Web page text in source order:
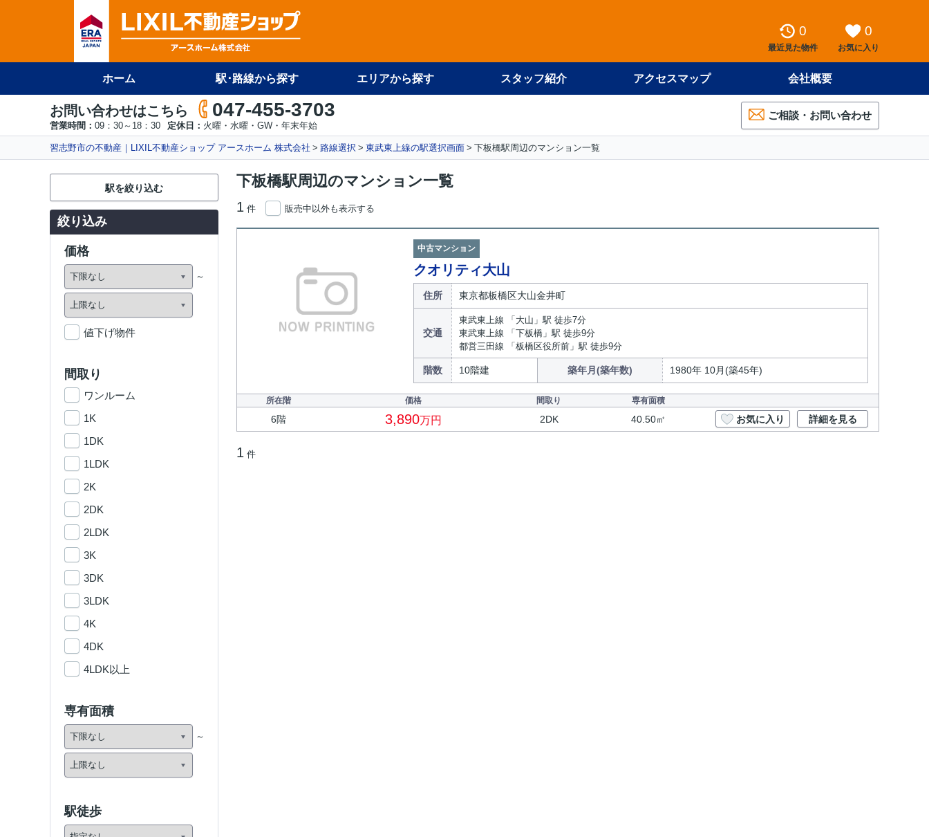
0
最近見た物件
0
お気に入り
ホーム 駅･路線から探す エリアから探す スタッフ紹介 アクセスマップ 会社概要
お問い合わせはこちら 047-455-3703
営業時間： 09：30～18：30 定休日： 火曜・水曜・GW・年末年始
ご相談・お問い合わせ
習志野市の不動産｜LIXIL不動産ショップ アースホーム 株式会社 路線選択 東武東上線の駅選択画面 下板橋駅周辺のマンション一覧
下板橋駅周辺のマンション一覧
1 件 販売中以外も表示する
中古マンション
クオリティ大山
住所 東京都板橋区大山金井町
交通
東武東上線 「大山」駅 徒歩7分
東武東上線 「下板橋」駅 徒歩9分
都営三田線 「板橋区役所前」駅 徒歩9分
階数 10階建 築年月(築年数) 1980年 10月(築45年)
所在階 価格 間取り 専有面積
6階 3,890万円 2DK 40.50㎡ お気に入り 詳細を見る
1 件
駅を絞り込む
絞り込み
価格
値下げ物件
間取り
ワンルーム
1K
1DK
1LDK
2K
2DK
2LDK
3K
3DK
3LDK
4K
4DK
4LDK以上
専有面積
駅徒歩